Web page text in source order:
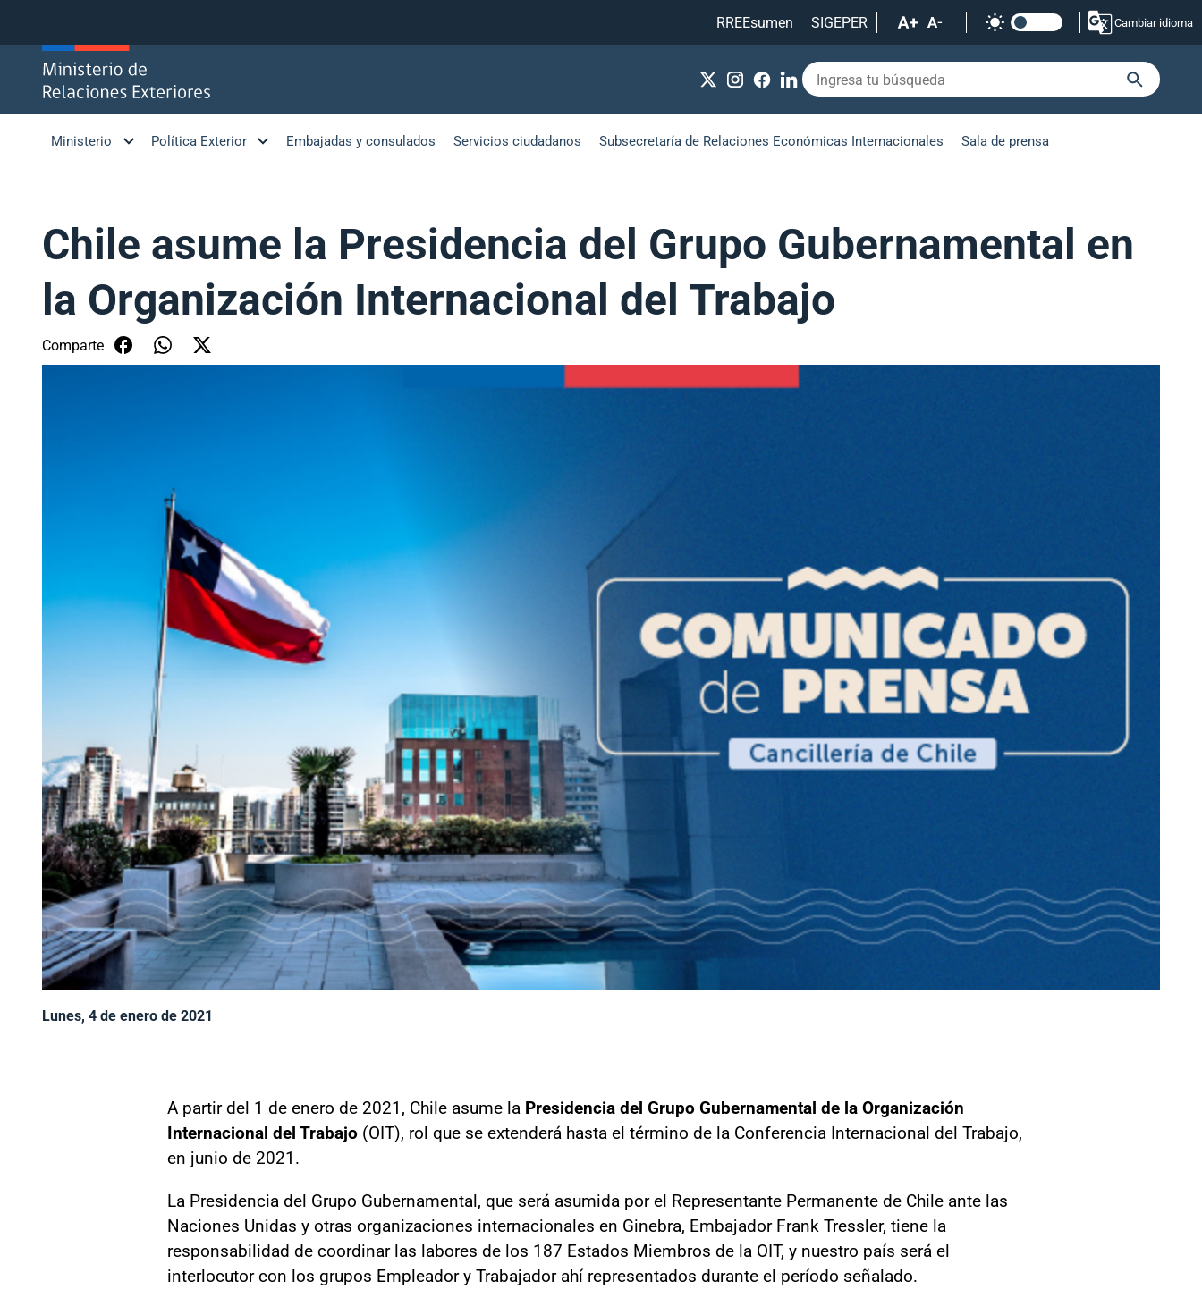
RREEsumen
SIGEPER Cambiar idioma
Ministerio Política Exterior Embajadas y consulados Servicios ciudadanos Subsecretaría de Relaciones Económicas Internacionales Sala de prensa
Chile asume la Presidencia del Grupo Gubernamental en
la Organización Internacional del Trabajo
Comparte
Lunes, 4 de enero de 2021
A partir del 1 de enero de 2021, Chile asume la Presidencia del Grupo Gubernamental de la Organización
Internacional del Trabajo (OIT), rol que se extenderá hasta el término de la Conferencia Internacional del Trabajo,
en junio de 2021.
La Presidencia del Grupo Gubernamental, que será asumida por el Representante Permanente de Chile ante las
Naciones Unidas y otras organizaciones internacionales en Ginebra, Embajador Frank Tressler, tiene la
responsabilidad de coordinar las labores de los 187 Estados Miembros de la OIT, y nuestro país será el
interlocutor con los grupos Empleador y Trabajador ahí representados durante el período señalado.